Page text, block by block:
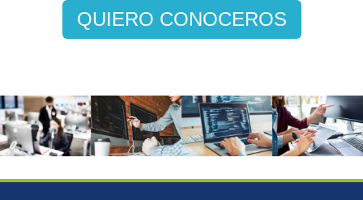
QUIERO CONOCEROS